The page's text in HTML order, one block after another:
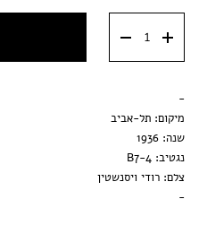
40x60 ס״מ
50x70 ס״מ
מסגרת וונגה
הדפסה בלבד
-
מיקום: תל-אביב
שנה: 1936
נגטיב: B7-4
צלם: רודי ויסנשטין
-